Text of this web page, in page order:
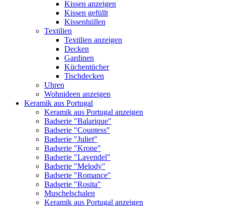
Kissen anzeigen
Kissen gefüllt
Kissenhüllen
Textilien
Textilien anzeigen
Decken
Gardinen
Küchentücher
Tischdecken
Uhren
Wohnideen anzeigen
Keramik aus Portugal
Keramik aus Portugal anzeigen
Badserie "Balarique"
Badserie "Countess"
Badserie "Juliet"
Badserie "Krone"
Badserie "Lavendel"
Badserie "Melody"
Badserie "Romance"
Badserie "Rosita"
Muschelschalen
Keramik aus Portugal anzeigen